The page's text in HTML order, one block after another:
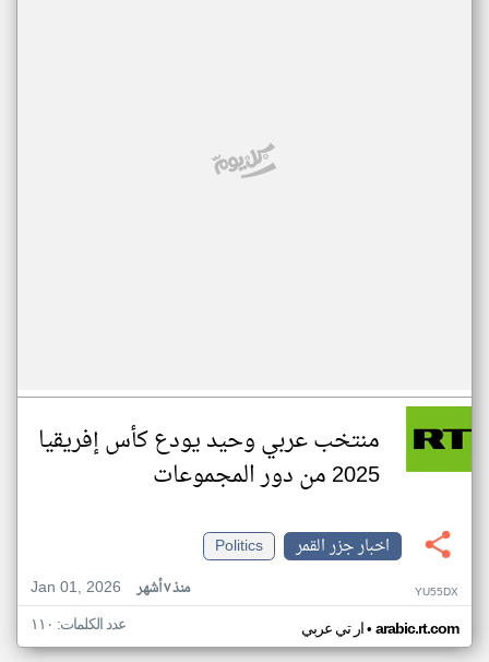
منتخب عربي وحيد يودع كأس إفريقيا
2025 من دور المجموعات
اخبار جزر القمر
Politics
Jan 01, 2026
منذ ٧ أشهر YU55DX
ار تي عربي• arabic.rt.com عدد الكلمات: ١١٠